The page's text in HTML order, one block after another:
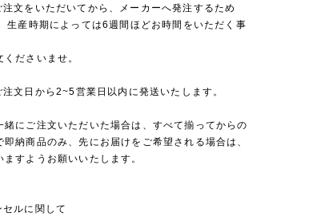
文をいただいてから、メーカーへ発注するため
生産時期によっては6週間ほどお時間をいただく事
ださいませ。
文日から2~5営業日以内に発送いたします。
緒にご注文いただいた場合は、すべて揃ってからの
納商品のみ、先にお届けをご希望される場合は、
すようお願いいたします。
ルに関して